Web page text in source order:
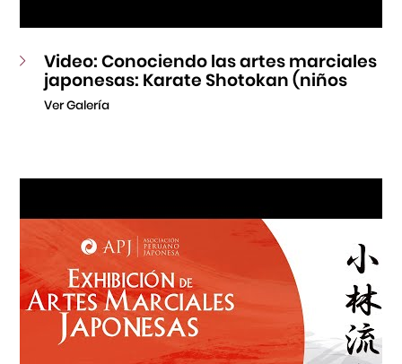
Video: Conociendo las artes marciales
japonesas: Karate Shotokan (niños
Ver Galería